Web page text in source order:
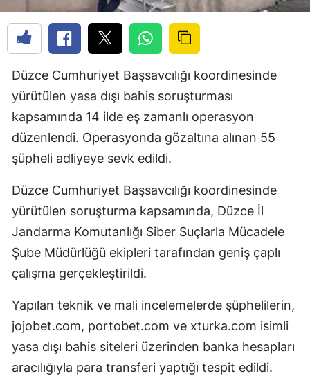
Düzce Cumhuriyet Başsavcılığı koordinesinde
yürütülen yasa dışı bahis soruşturması
kapsamında 14 ilde eş zamanlı operasyon
düzenlendi. Operasyonda gözaltına alınan 55
şüpheli adliyeye sevk edildi.
Düzce Cumhuriyet Başsavcılığı koordinesinde
yürütülen soruşturma kapsamında, Düzce İl
Jandarma Komutanlığı Siber Suçlarla Mücadele
Şube Müdürlüğü ekipleri tarafından geniş çaplı
çalışma gerçekleştirildi.
Yapılan teknik ve mali incelemelerde şüphelilerin,
jojobet.com, portobet.com ve xturka.com isimli
yasa dışı bahis siteleri üzerinden banka hesapları
aracılığıyla para transferi yaptığı tespit edildi.